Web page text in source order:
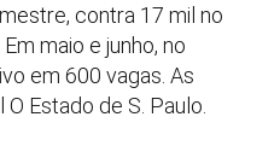
contra 17 mil no
maio e junho, no
em 600 vagas. As
Estado de S. Paulo.